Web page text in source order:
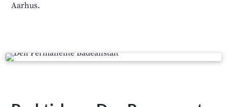
Aarhus.